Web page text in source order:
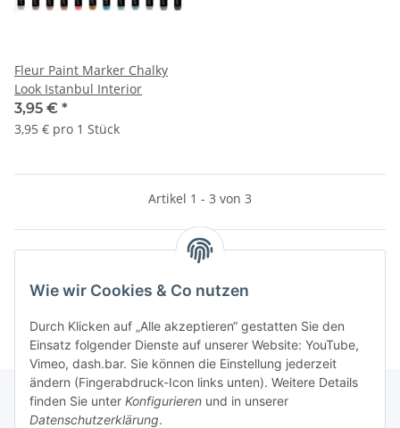
Wie wir Cookies & Co nutzen
Durch Klicken auf „Alle akzeptieren“ gestatten Sie den
Einsatz folgender Dienste auf unserer Website: YouTube,
Vimeo, dash.bar. Sie können die Einstellung jederzeit
ändern (Fingerabdruck-Icon links unten). Weitere Details
finden Sie unter Konfigurieren und in unserer
Datenschutzerklärung.
Fleur Paint Marker Chalky
Look Istanbul Interior
3,95 € *
3,95 € pro 1 Stück
Artikel 1 - 3 von 3
Kategorien